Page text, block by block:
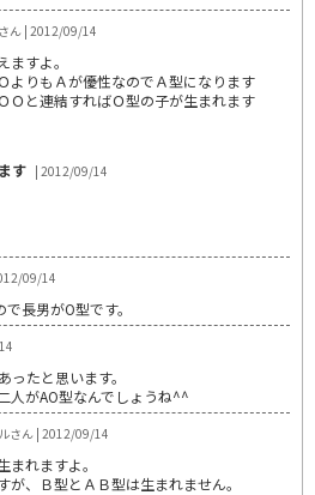
ん | 2012/09/14
ますよ。
よりもＡが優性なのでＡ型になります
Ｏと連結すればＯ型の子が生まれます
す | 2012/09/14
09/14
長男がO型です。
ったと思います。
人がAO型なんでしょうね^^
さん | 2012/09/14
れますよ。
が、Ｂ型とＡＢ型は生まれません。